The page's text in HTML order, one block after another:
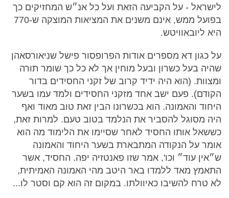
לישראל - על הקביעה הזאת ועל כל אנ״ש המחזיקים כך
בפועל ממש, אינם משנים את המציאות המוצקה ש-770
היא ליובאוויטש.
על כגון דא מספרים אודות הפרופסור פישל שניאורסאהן
שהיה בעל כשרון ובעל מוחין אך לא כל כך שומר תורה
ומצוות. (הוא היה ידיד קרוב של זקני החסידים בדור
הקודם). פעם ישב אחד מזקני החסידים ולמד עמו בשער
היחוד והאמונה. הוא בכשרונו הבין זאת טוב מאוד ואף
היה מסוגל להסביר את הנלמד בטוב טעם. למרות זאת,
כששאל אותו החסיד לאחר שסיימו את הלימוד מה הוא
אומר על הנקודה המתבארת בשער היחוד והאמונה
ש״אין עוד״ וכו', אמר שזו פאנטזיה יפה. החסיד, אשר
התאמץ מאד ללמדו באר היטב מהי האמונה האמיתית,
לא טרח להשיבו כאיוולתו. במקום זה הוא קם וסטר לו...